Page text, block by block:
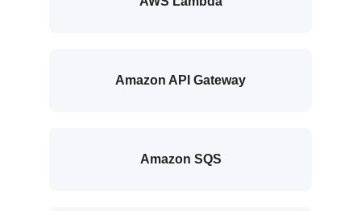
Amazon API Gateway
Amazon SQS